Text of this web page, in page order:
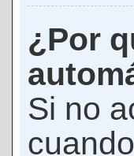
¿Por
Si no